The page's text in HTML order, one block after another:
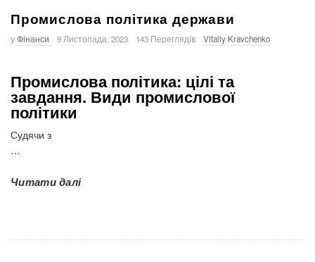
Промислова політика держави
уФінанси 9 Листопада, 2023 143 Переглядів Vitaliy Kravchenko
Промислова політика: цілі та
завдання. Види промислової
політики
Судячи з
…
Читати далі